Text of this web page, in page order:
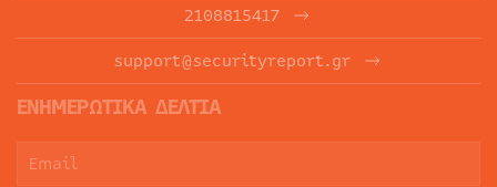
2108815417
support@securityreport.gr
ΕΝΗΜΕΡΩΤΙΚΑ ΔΕΛΤΙΑ